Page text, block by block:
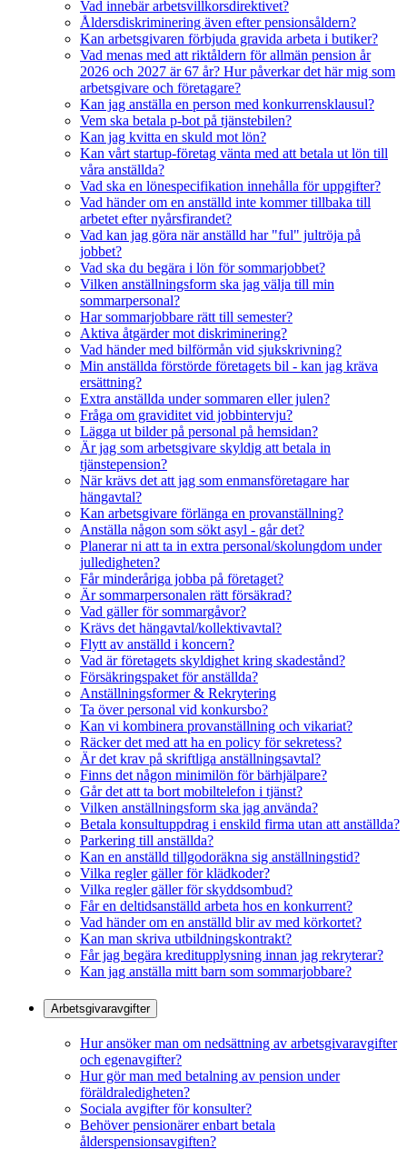
Vad innebär arbetsvillkorsdirektivet?
Åldersdiskriminering även efter pensionsåldern?
Kan arbetsgivaren förbjuda gravida arbeta i butiker?
Vad menas med att riktåldern för allmän pension år
2026 och 2027 är 67 år? Hur påverkar det här mig som
arbetsgivare och företagare?
Kan jag anställa en person med konkurrensklausul?
Vem ska betala p-bot på tjänstebilen?
Kan jag kvitta en skuld mot lön?
Kan vårt startup-företag vänta med att betala ut lön till
våra anställda?
Vad ska en lönespecifikation innehålla för uppgifter?
Vad händer om en anställd inte kommer tillbaka till
arbetet efter nyårsfirandet?
Vad kan jag göra när anställd har "ful" jultröja på
jobbet?
Vad ska du begära i lön för sommarjobbet?
Vilken anställningsform ska jag välja till min
sommarpersonal?
Har sommarjobbare rätt till semester?
Aktiva åtgärder mot diskriminering?
Vad händer med bilförmån vid sjukskrivning?
Min anställda förstörde företagets bil - kan jag kräva
ersättning?
Extra anställda under sommaren eller julen?
Fråga om graviditet vid jobbintervju?
Lägga ut bilder på personal på hemsidan?
Är jag som arbetsgivare skyldig att betala in
tjänstepension?
När krävs det att jag som enmansföretagare har
hängavtal?
Kan arbetsgivare förlänga en provanställning?
Anställa någon som sökt asyl - går det?
Planerar ni att ta in extra personal/skolungdom under
julledigheten?
Får minderåriga jobba på företaget?
Är sommarpersonalen rätt försäkrad?
Vad gäller för sommargåvor?
Krävs det hängavtal/kollektivavtal?
Flytt av anställd i koncern?
Vad är företagets skyldighet kring skadestånd?
Försäkringspaket för anställda?
Anställningsformer & Rekrytering
Ta över personal vid konkursbo?
Kan vi kombinera provanställning och vikariat?
Räcker det med att ha en policy för sekretess?
Är det krav på skriftliga anställningsavtal?
Finns det någon minimilön för bärhjälpare?
Går det att ta bort mobiltelefon i tjänst?
Vilken anställningsform ska jag använda?
Betala konsultuppdrag i enskild firma utan att anställda?
Parkering till anställda?
Kan en anställd tillgodoräkna sig anställningstid?
Vilka regler gäller för klädkoder?
Vilka regler gäller för skyddsombud?
Får en deltidsanställd arbeta hos en konkurrent?
Vad händer om en anställd blir av med körkortet?
Kan man skriva utbildningskontrakt?
Får jag begära kreditupplysning innan jag rekryterar?
Kan jag anställa mitt barn som sommarjobbare?
Arbetsgivaravgifter
Hur ansöker man om nedsättning av arbetsgivaravgifter
och egenavgifter?
Hur gör man med betalning av pension under
föräldraledigheten?
Sociala avgifter för konsulter?
Behöver pensionärer enbart betala
ålderspensionsavgiften?